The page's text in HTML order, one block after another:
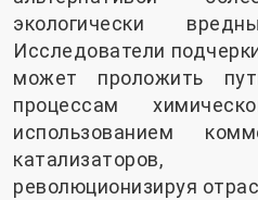
экологически
Исследователи
может проложить
процессам
использованием
революционизируя